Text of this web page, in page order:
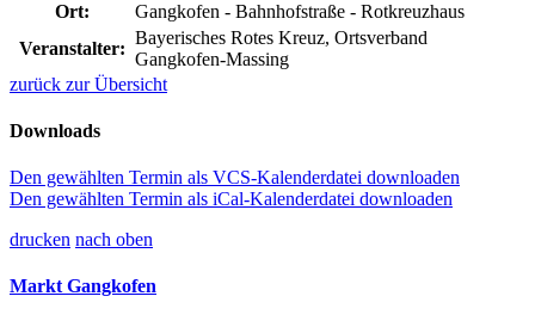
Ort:
Gangkofen - Bahnhofstraße - Rotkreuzhaus
Veranstalter:
Bayerisches Rotes Kreuz, Ortsverband
Gangkofen-Massing
zurück zur Übersicht
Downloads
Den gewählten Termin als VCS-Kalenderdatei downloaden
Den gewählten Termin als iCal-Kalenderdatei downloaden
drucken nach oben
Markt Gangkofen